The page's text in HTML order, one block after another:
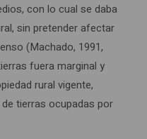
con lo cual se daba
sin pretender afectar
(Machado, 1991,
fuera marginal y
rural vigente,
tierras ocupadas por